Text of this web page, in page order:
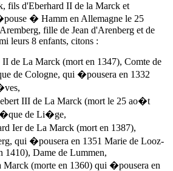
fils d'Eberhard II de la Marck et
� Hamm en Allemagne le 25
fille de Jean d'Arenberg et de
leurs 8 enfants, citons :
II de La Marck (mort en 1347), Comte de
de Cologne, qui �pousera en 1332
III de La Marck (mort le 25 ao�t
de Li�ge,
Ier de La Marck (mort en 1387),
qui �pousera en 1351 Marie de Looz-
1410), Dame de Lummen,
Marck (morte en 1360) qui �pousera en